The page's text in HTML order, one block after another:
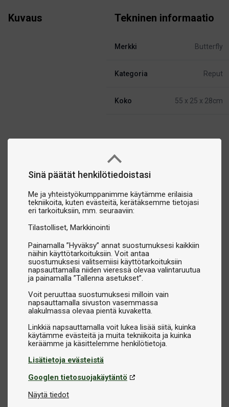
Sinä päätät henkilötiedoistasi
Me ja yhteistyökumppanimme käytämme erilaisia
tekniikoita, kuten evästeitä, kerätäksemme tietojasi
eri tarkoituksiin, mm. seuraaviin:
Tilastolliset Markkinointi
Painamalla ”Hyväksy” annat suostumuksesi kaikkiin
näihin käyttötarkoituksiin. Voit antaa
suostumuksesi valitsemiisi käyttötarkoituksiin
napsauttamalla niiden vieressä olevaa valintaruutua
ja painamalla ”Tallenna asetukset”.
Voit peruuttaa suostumuksesi milloin vain
napsauttamalla sivuston vasemmassa
alakulmassa olevaa pientä kuvaketta.
Linkkiä napsauttamalla voit lukea lisää siitä, kuinka
käytämme evästeitä ja muita tekniikoita ja kuinka
Lisätietoja evästeistä
Googlen tietosuojakäytäntö
Näytä tiedot
Kuvaus Tekninen informaatio
Merkki Butterfly
Kategoria Reput
Koko 55 x 25 x 28cm